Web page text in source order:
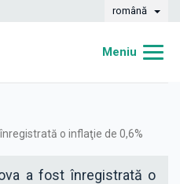
română
Meniu
o inflaţie de 0,6%
a fost înregistrată o